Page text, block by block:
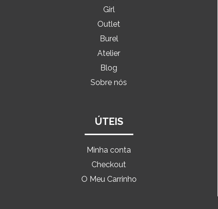
Girl
Outlet
Burel
Atelier
Blog
Sobre nós
ÚTEIS
Minha conta
Checkout
O Meu Carrinho